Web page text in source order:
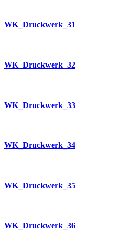
WK_Druckwerk_31
WK_Druckwerk_32
WK_Druckwerk_33
WK_Druckwerk_34
WK_Druckwerk_35
WK_Druckwerk_36